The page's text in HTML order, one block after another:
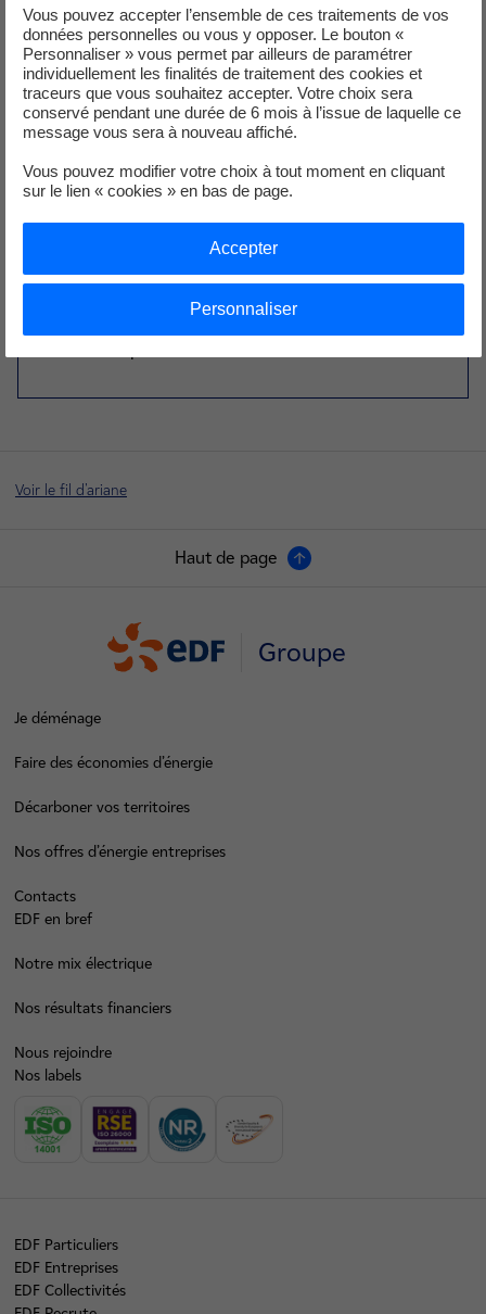
Analystes et Investisseurs
+33 (0) 1 40 42 40 38
Service de Presse
+33 (1) 40 42 46 37
Voir le fil d'ariane
Haut de page
Groupe
Je déménage
Faire des économies d’énergie
Décarboner vos territoires
Nos offres d’énergie entreprises
Contacts
EDF en bref
Notre mix électrique
Nos résultats financiers
Nous rejoindre
Nos labels
EDF Particuliers
EDF Entreprises
EDF Collectivités
Vous pouvez accepter l’ensemble de ces traitements de vos
données personnelles ou vous y opposer. Le bouton «
Personnaliser » vous permet par ailleurs de paramétrer
individuellement les finalités de traitement des cookies et
traceurs que vous souhaitez accepter. Votre choix sera
conservé pendant une durée de 6 mois à l’issue de laquelle ce
message vous sera à nouveau affiché.
Vous pouvez modifier votre choix à tout moment en cliquant
sur le lien « cookies » en bas de page.
Personnaliser
Accepter